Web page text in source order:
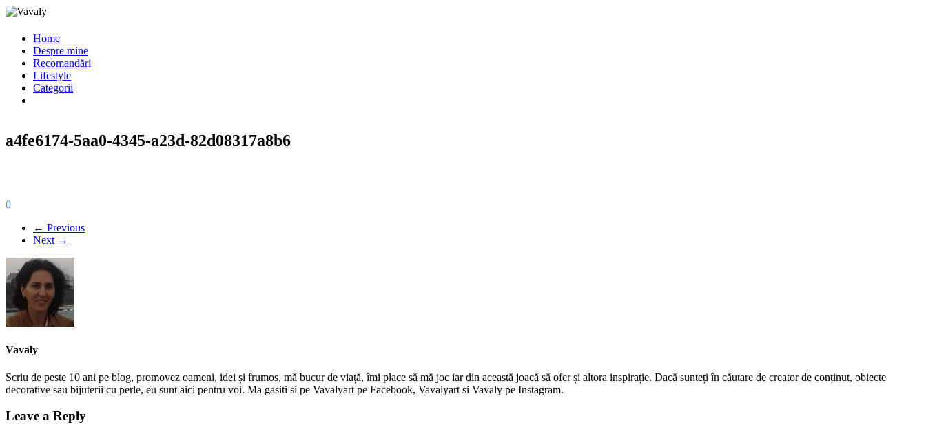
Home
Despre mine
Recomandări
Lifestyle
Categorii
a4fe6174-5aa0-4345-a23d-82d08317a8b6
0
← Previous
Next →
Vavaly
Scriu de peste 10 ani pe blog, promovez oameni, idei și frumos, mă bucur de viață, îmi place să mă joc iar din această joacă să ofer și altora inspirație. Dacă sunteți în căutare de creator de conținut, obiecte
decorative sau bijuterii cu perle, eu sunt aici pentru voi. Ma gasiti si pe Vavalyart pe Facebook, Vavalyart si Vavaly pe Instagram.
Leave a Reply